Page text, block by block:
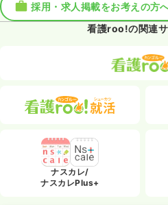
採用・求人掲載をお考えの方
看護roo!の関連
ナスカレ/
ナスカレPlus+